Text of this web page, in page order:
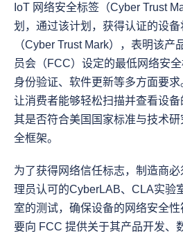
IoT 网络安全标签（Cyber Trust
划，通过该计划，获得认证的设备
（Cyber Trust Mark），表明该产
员会（FCC）设定的最低网络安全
身份验证、软件更新等多方面要
让消费者能够轻松扫描并查看设
其是否符合美国国家标准与技术
全框架。
为了获得网络信任标志，制造商
理员认可的CyberLAB、CLA实验
室的测试，确保设备的网络安全
要向 FCC 提供关于其产品开发、